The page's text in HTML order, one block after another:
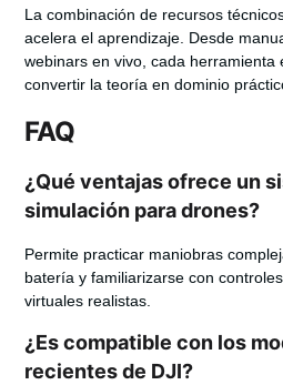
La combinación de recursos
acelera el aprendizaje. Desde
webinars en vivo, cada herramienta
convertir la teoría en dominio
FAQ
¿Qué ventajas ofrece un
simulación para drones?
Permite practicar maniobras
batería y familiarizarse con
virtuales realistas.
¿Es compatible con los
recientes de DJI?